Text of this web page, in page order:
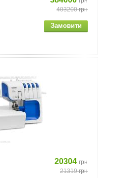
403200грн
20304 грн
21319грн